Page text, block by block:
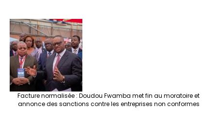
Facture normalisée : Doudou Fwamba met fin au moratoire et
annonce des sanctions contre les entreprises non conformes